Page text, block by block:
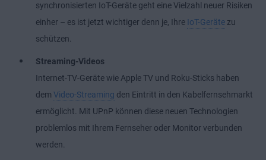
synchronisierten IoT-Geräte geht eine Vielzahl neuer Risiken
einher – es ist jetzt wichtiger denn je, Ihre IoT-Geräte zu
schützen.
Streaming-Videos
Internet-TV-Geräte wie Apple TV und Roku-Sticks haben
dem Video-Streaming den Eintritt in den Kabelfernsehmarkt
ermöglicht. Mit UPnP können diese neuen Technologien
problemlos mit Ihrem Fernseher oder Monitor verbunden
werden.